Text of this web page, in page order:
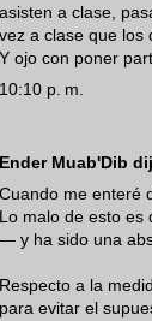
asisten a clase,
vez a clase que los
Y ojo con poner
10:10 p. m.
Ender Muab'Dib
Cuando me enteré
Lo malo de esto
— y ha sido una
Respecto a la
para evitar el